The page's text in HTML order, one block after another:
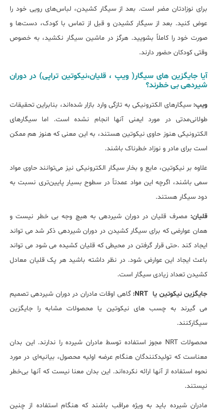
برای نوزادتان مضر است. بعد از سیگار کشیدن، لباس‌های رویی خود را
عوض کنید. بعد از سیگار کشیدن و قبل از تماس با کودک، دست‌ها و
صورت خود را کاملاً بشویید. هرگز در ماشین سیگار نکشید، به خصوص
وقتی کودکان حضور دارند.
آیا جایگزین های سیگار( ویپ ، قلیان،نیکوتین تراپی) در دوران
شیردهی بی خطرند؟
ویپ: سیگارهای الکترونیکی به تازگی وارد بازار شده‌اند، بنابراین تحقیقات
طولانی‌مدتی در مورد ایمنی آنها انجام نشده است. اما سیگارهای
الکترونیکی هنوز حاوی نیکوتین هستند، به این معنی که هنوز هم ممکن
است برای مادر و نوزاد خطرناک باشند.
علاوه بر نیکوتین، مایع و بخار سیگار الکترونیکی نیز می‌توانند حاوی مواد
سمی باشند، اگرچه این مواد عمدتاً در سطوح بسیار پایین‌تری نسبت به
دود سیگار هستند.
قلیان: مصرف قلیان در دوران شیردهی به هیچ وجه بی خطر نیست و
همان عوارضی که برای سیگار کشیدن در دوران شیردهی ذکر شد می تواند
ایجاد کند .حتی قرار گرفتن در محیطی که قلیان کشیده می شود می تواند
باعث ایجاد این عوارض شود. در نظر داشته باشید هر پک قلیان معادل
کشیدن تعداد زیادی سیگار است.
جایگزین نیکوتین یا NRT:
گاهی اوقات مادران در دوران شیردهی تصمیم
می گیرند به چسب های نیکوتین یا محصولات مشابه را جایگزین
سیگارکنند.
محصولات NRT مجوز استفاده توسط مادران شیرده را ندارند. این بدان
معناست که تولیدکنندگان هنگام عرضه اولیه محصول، بیانیه‌ای در مورد
نحوه استفاده از آنها ارائه نکرده‌اند. این بدان معنا نیست که آنها بی‌خطر
نیستند.
مادران شیرده باید به ویژه مراقب باشند که هنگام استفاده از چنین